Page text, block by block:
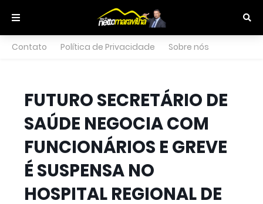
Contato Política de Privacidade Sobre nós
FUTURO SECRETÁRIO DE
SAÚDE NEGOCIA COM
FUNCIONÁRIOS E GREVE
É SUSPENSA NO
HOSPITAL REGIONAL DE